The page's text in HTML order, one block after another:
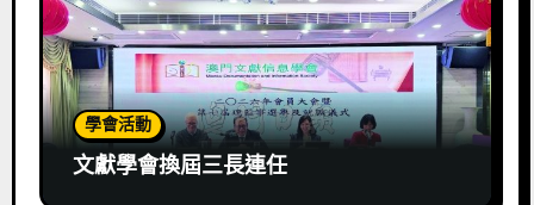
學會活動
文獻學會換屆三長連任